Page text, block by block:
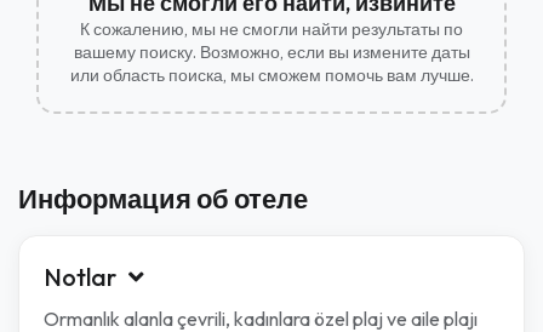
К сожалению, мы не смогли найти результаты по
вашему поиску. Возможно, если вы измените даты
или область поиска, мы сможем помочь вам лучше.
Информация об отеле
Notlar
Ormanlık alanla çevrili, kadınlara özel plaj ve aile plajı